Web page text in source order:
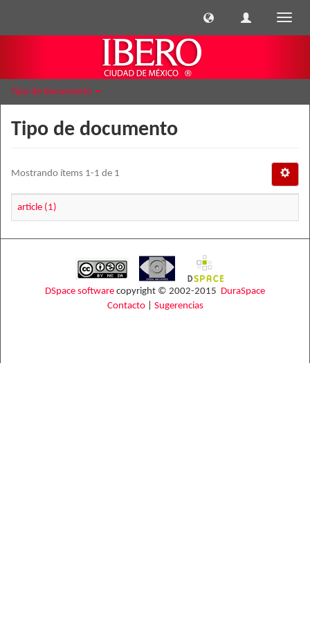
Tipo de documento
Tipo de documento
Mostrando ítems 1-1 de 1
article (1)
DSpace software copyright © 2002-2015 DuraSpace
Contacto| Sugerencias